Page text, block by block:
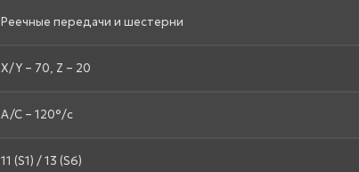
Реечные передачи и шестерни
X/Y – 70, Z – 20
A/C – 120°/с
11 (S1) / 13 (S6)